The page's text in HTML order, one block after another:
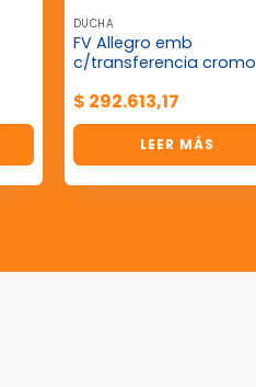
DUCHA
FV Allegro emb
c/transferencia cromo
$ 292.613,17
LEER MÁS